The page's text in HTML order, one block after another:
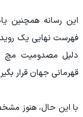
این رسانه همچنین
فهرست نهایی یک
دلیل مصدومیت مچ
قهرمانی جهان قرار
با این حال، هنوز